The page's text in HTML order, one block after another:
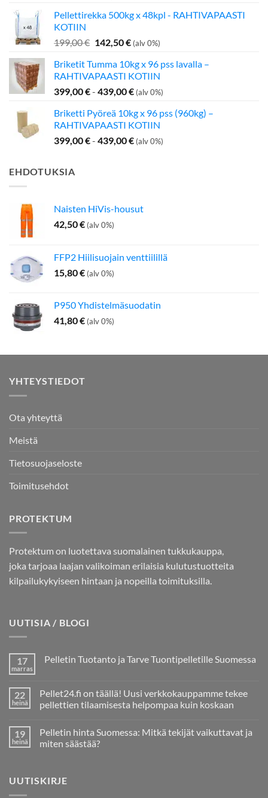
oli:
on:
Pellettirekka 500kg x 48kpl - RAHTIVAPAASTI
KOTIIN
199,00€ Alkuperäinen
oli:
199,00 €.
142,50€Nykyinen
on:
142,50 €.
(alv 0%)
Briketit Tumma 10kg x 96 pss lavalla –
RAHTIVAPAASTI KOTIIN
399,00€- 439,00€ (alv 0%)
Briketti Pyöreä 10kg x 96 pss (960kg) –
RAHTIVAPAASTI KOTIIN
399,00€- 439,00€ (alv 0%)
EHDOTUKSIA
Naisten HiVis-housut
42,50€ (alv 0%)
FFP2 Hiilisuojain venttiilillä
15,80€ (alv 0%)
P950 Yhdistelmäsuodatin
41,80€ (alv 0%)
YHTEYSTIEDOT
Ota yhteyttä
Meistä
Tietosuojaseloste
Toimitusehdot
PROTEKTUM
Protektum on luotettava suomalainen tukkukauppa,
joka tarjoaa laajan valikoiman erilaisia kulutustuotteita
kilpailukykyiseen hintaan ja nopeilla toimituksilla.
UUTISIA / BLOGI
17
marras
Pelletin Tuotanto ja Tarve Tuontipelletille Suomessa
Pelletin
Tuotanto
ja
Suomessa
22
heinä
Pellet24.fi on täällä! Uusi verkkokauppamme tekee
pellettien tilaamisesta helpompaa kuin koskaan
artikkeliin
Pellet24.fi
on
tekee
pellettien
19
heinä
Pelletin hinta Suomessa: Mitkä tekijät vaikuttavat ja
miten säästää?
Pelletin
hinta
UUTISKIRJE